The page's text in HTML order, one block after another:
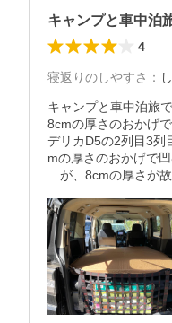
キャンプと車中泊
4
寝返りのしやすさ ：
キャンプと車中泊旅
8cmの厚さのおかげ
デリカD5の2列目3列
mの厚さのおかげで
…が、8cmの厚さが故